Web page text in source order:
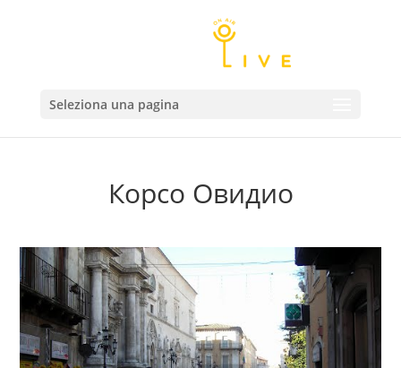
Seleziona una pagina
Корсо Овидио